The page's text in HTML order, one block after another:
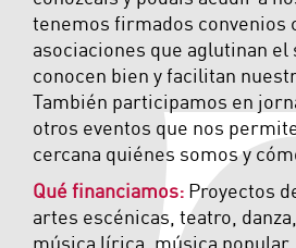
tenemos firmados convenios
asociaciones que aglutinan
conocen bien y facilitan
También participamos en
otros eventos que nos
cercana quiénes somos y
Qué financiamos: Proyectos
artes escénicas, teatro,
música lírica, música